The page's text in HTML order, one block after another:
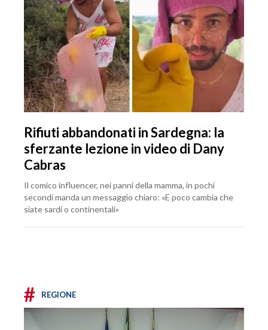
Rifiuti abbandonati in Sardegna: la
sferzante lezione in video di Dany
Cabras
Il comico influencer, nei panni della mamma, in pochi
secondi manda un messaggio chiaro: «E poco cambia che
siate sardi o continentali»
# REGIONE